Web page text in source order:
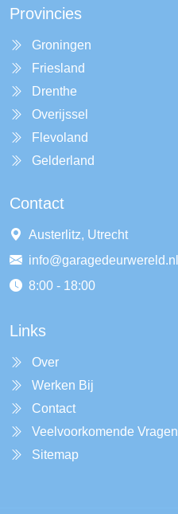
Provincies
Groningen
Friesland
Drenthe
Overijssel
Flevoland
Gelderland
Contact
Austerlitz, Utrecht
info@garagedeurwereld.nl
8:00 - 18:00
Links
Over
Werken Bij
Contact
Veelvoorkomende Vragen
Sitemap